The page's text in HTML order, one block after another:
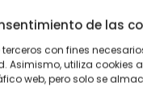
de las
con fines
Asimismo, utiliza cookies
web, pero solo se